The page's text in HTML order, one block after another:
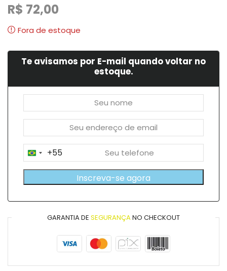
R$ 72,00
Fora de estoque
Te avisamos por E-mail quando voltar no
estoque.
Brazil
+55
+55
Inscreva-se agora
GARANTIA DE SEGURANÇANO CHECKOUT